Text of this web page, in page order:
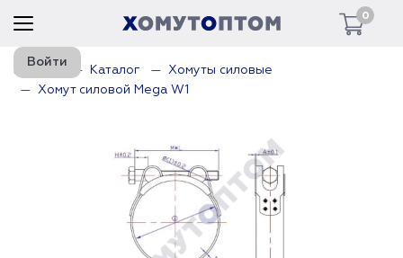
0
Войти
Главная Каталог
Хомуты силовые
Хомут силовой Mega W1